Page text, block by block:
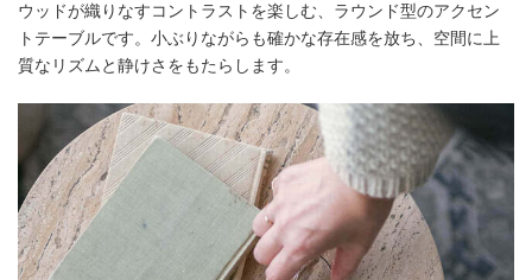
ウッドが織りなすコントラストを楽しむ、ラウンド型のアクセン
トテーブルです。小ぶりながらも確かな存在感を放ち、空間に上
質なリズムと静けさをもたらします。